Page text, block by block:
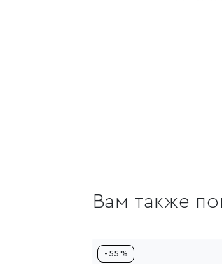
Вам также
- 55 %